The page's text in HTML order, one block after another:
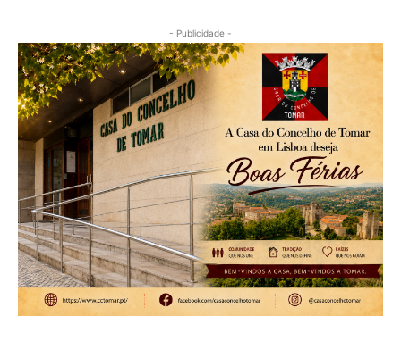
- Publicidade -